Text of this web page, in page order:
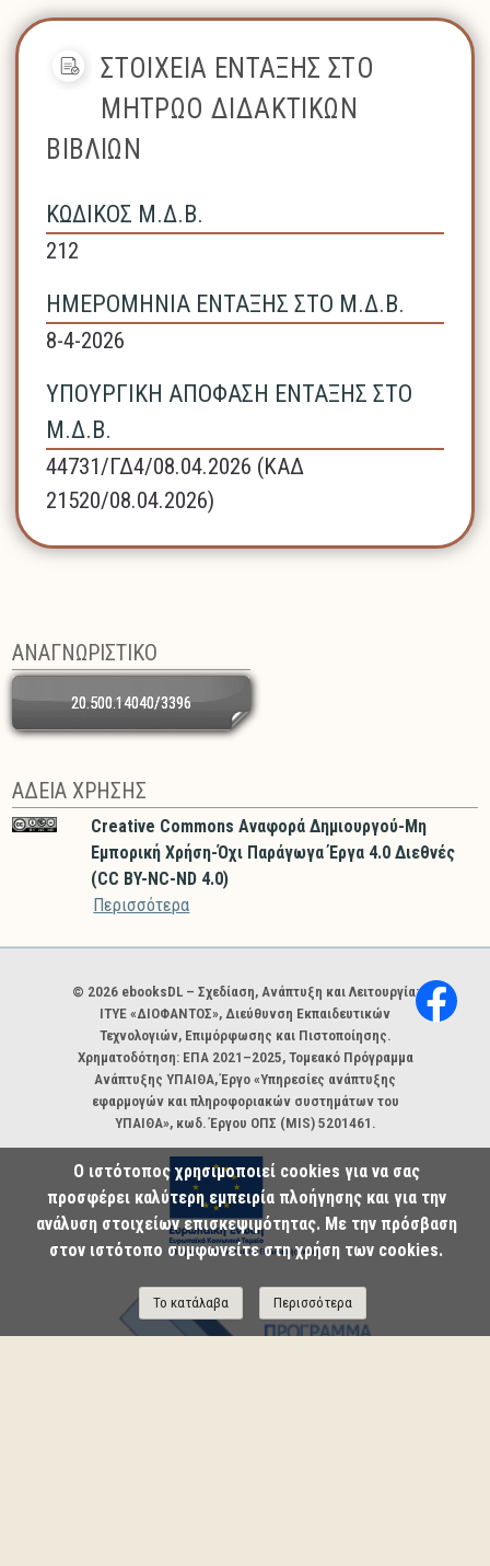
ΣΤΟΙΧΕΙΑ ΕΝΤΑΞΗΣ ΣΤΟ
ΜΗΤΡΩΟ ΔΙΔΑΚΤΙΚΩΝ
ΒΙΒΛΙΩΝ
ΚΩΔΙΚΟΣ Μ.Δ.Β.
212
ΗΜΕΡΟΜΗΝΙΑ ΕΝΤΑΞΗΣ ΣΤΟ Μ.Δ.Β.
8-4-2026
ΥΠΟΥΡΓΙΚΗ ΑΠΟΦΑΣΗ ΕΝΤΑΞΗΣ ΣΤΟ
Μ.Δ.Β.
44731/ΓΔ4/08.04.2026 (ΚΑΔ
21520/08.04.2026)
ΑΝΑΓΝΩΡΙΣΤΙΚΟ
20.500.14040/3396
ΑΔΕΙΑ ΧΡΗΣΗΣ
Creative Commons Αναφορά Δημιουργού-Μη
Εμπορική Χρήση-Όχι Παράγωγα Έργα 4.0 Διεθνές
(CC BY-NC-ND 4.0)
Περισσότερα
Χορηγοί και φορείς
© 2026 ebooksDL – Σχεδίαση, Ανάπτυξη και Λειτουργία:
ΙΤΥΕ «ΔΙΟΦΑΝΤΟΣ», Διεύθυνση Εκπαιδευτικών
Τεχνολογιών, Επιμόρφωσης και Πιστοποίησης.
Χρηματοδότηση: ΕΠΑ 2021–2025, Τομεακό Πρόγραμμα
Ανάπτυξης ΥΠΑΙΘΑ, Έργο «Υπηρεσίες ανάπτυξης
εφαρμογών και πληροφοριακών συστημάτων του
ΥΠΑΙΘΑ», κωδ. Έργου ΟΠΣ (MIS) 5201461.
Ο ιστότοπος χρησιμοποιεί cookies για να σας
προσφέρει καλύτερη εμπειρία πλοήγησης και για την
ανάλυση στοιχείων επισκεψιμότητας. Με την πρόσβαση
στον ιστότοπο συμφωνείτε στη χρήση των cookies.
Το κατάλαβα Περισσότερα